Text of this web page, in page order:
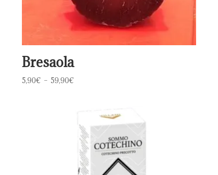
Bresaola
5,90€ – 59,90€Plage
59,90€